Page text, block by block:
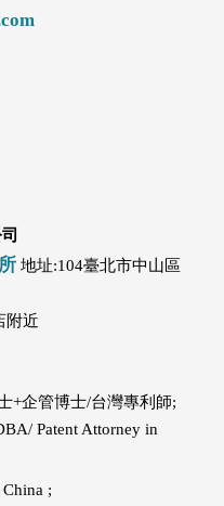
地址:104臺北市中山區
附近
+企管博士/台灣專利師;
Patent Attorney in
;